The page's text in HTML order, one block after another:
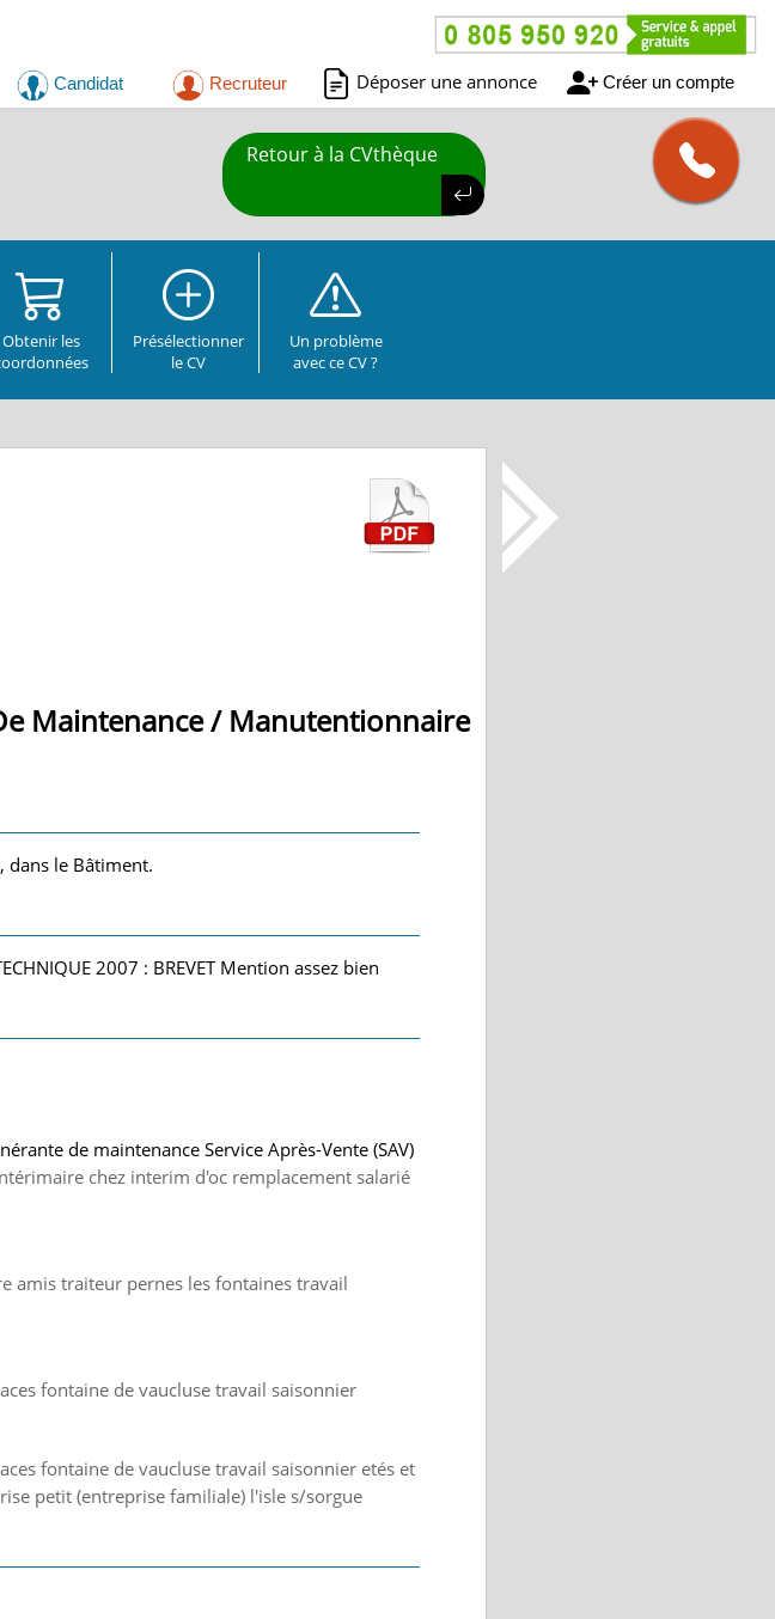
Candidat Recruteur Déposer une annonce Créer un compte
Retour à la CVthèque
Obtenir les
Présélectionner
le CV
Un problème
avec ce CV ?
Maintenance / Manutentionnaire
dans le Bâtiment.
2007 : BREVET Mention assez bien
de maintenance Service Après-Vente (SAV)
chez interim d'oc remplacement salarié
amis traiteur pernes les fontaines travail
fontaine de vaucluse travail saisonnier
fontaine de vaucluse travail saisonnier etés et
petit (entreprise familiale) l'isle s/sorgue